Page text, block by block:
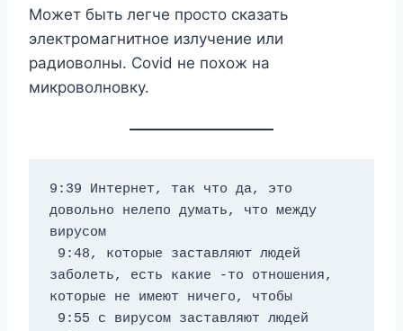
Может быть легче просто сказать
электромагнитное излучение или
радиоволны. Covid не похож на
микроволновку.
9:39 Интернет, так что да, это
довольно нелепо думать, что между
вирусом
заболеть, есть какие -то отношения,
которые не имеют ничего, чтобы